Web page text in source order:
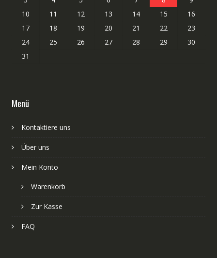
10
11 12 13 14 15
16
17
18 19 20 21 22
23
24
25 26 27 28 29
30
31
Menü
Kontaktiere uns
Über uns
Mein Konto
Warenkorb
Zur Kasse
FAQ